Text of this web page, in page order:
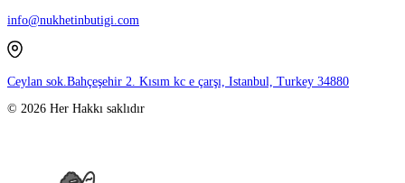
info@nukhetinbutigi.com
Ceylan sok.Bahçeşehir 2. Kısım kc e çarşı, Istanbul, Turkey 34880
© 2026 Her Hakkı saklıdır